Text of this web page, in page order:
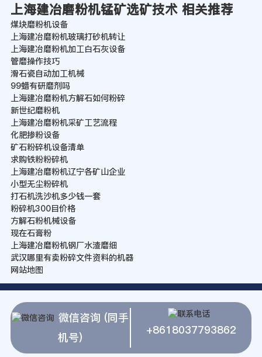
上海建冶磨粉机锰矿选矿技术 相关推荐
煤块磨粉机设备
上海建冶磨粉机玻璃打砂机转让
上海建冶磨粉机加工白石灰设备
管磨操作技巧
滑石瓷自动加工机械
99蜡有研磨剂吗
上海建冶磨粉机方解石如何粉碎
新世纪磨粉机
上海建冶磨粉机采矿工艺流程
化肥掺粉设备
矿石粉碎机设备清单
求购铁粉粉碎机
上海建冶磨粉机辽宁各矿山企业
小型无尘粉碎机
打石机洗沙机多少钱一套
粉碎机300目价格
方解石粉机械设备
现在石膏粉
上海建冶磨粉机钢厂水渣磨细
武汉哪里有卖粉碎文件资料的机器
网站地图
微信咨询 (同手
机号)
+8618037793862